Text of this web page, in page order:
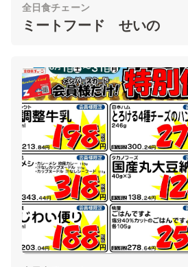
全日食チェーン
ミートフード せいの